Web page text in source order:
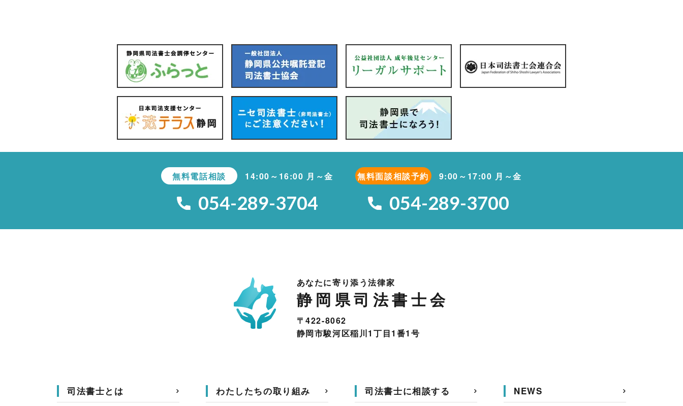
無料電話相談 14:00～16:00 月～金
054-289-3704
無料面談相談予約 9:00～17:00 月～金
054-289-3700
あなたに寄り添う法律家
静岡県司法書士会
〒422-8062
静岡市駿河区稲川1丁目1番1号
司法書士とは わたしたちの取り組み 司法書士に相談する NEWS